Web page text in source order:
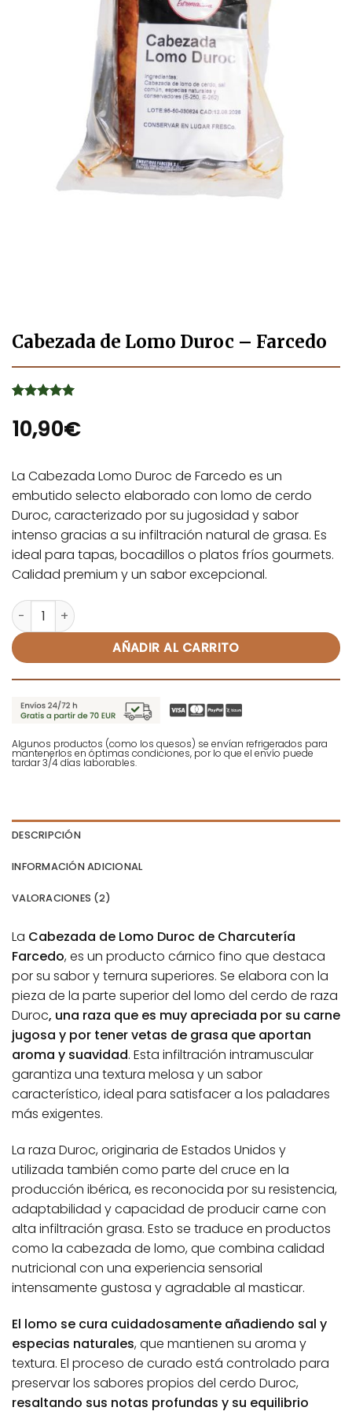
Cabezada de Lomo Duroc – Farcedo
con 5de 5
en base a
10,90€
La Cabezada Lomo Duroc de Farcedo es un
embutido selecto elaborado con lomo de cerdo
Duroc, caracterizado por su jugosidad y sabor
intenso gracias a su infiltración natural de grasa. Es
ideal para tapas, bocadillos o platos fríos gourmets.
Calidad premium y un sabor excepcional.
Cabezada de Lomo Duroc - Farcedo cantidad
AÑADIR AL CARRITO
Alternative:
Algunos productos (como los quesos) se envían refrigerados para
mantenerlos en óptimas condiciones, por lo que el envío puede
tardar 3/4 días laborables.
DESCRIPCIÓN
INFORMACIÓN ADICIONAL
VALORACIONES (2)
La Cabezada de Lomo Duroc de Charcutería
Farcedo, es un producto cárnico fino que destaca
por su sabor y ternura superiores. Se elabora con la
pieza de la parte superior del lomo del cerdo de raza
Duroc, una raza que es muy apreciada por su carne
jugosa y por tener vetas de grasa que aportan
aroma y suavidad. Esta infiltración intramuscular
garantiza una textura melosa y un sabor
característico, ideal para satisfacer a los paladares
más exigentes.
La raza Duroc, originaria de Estados Unidos y
utilizada también como parte del cruce en la
producción ibérica, es reconocida por su resistencia,
adaptabilidad y capacidad de producir carne con
alta infiltración grasa. Esto se traduce en productos
como la cabezada de lomo, que combina calidad
nutricional con una experiencia sensorial
intensamente gustosa y agradable al masticar.
El lomo se cura cuidadosamente añadiendo sal y
especias naturales, que mantienen su aroma y
textura. El proceso de curado está controlado para
preservar los sabores propios del cerdo Duroc,
resaltando sus notas profundas y su equilibrio